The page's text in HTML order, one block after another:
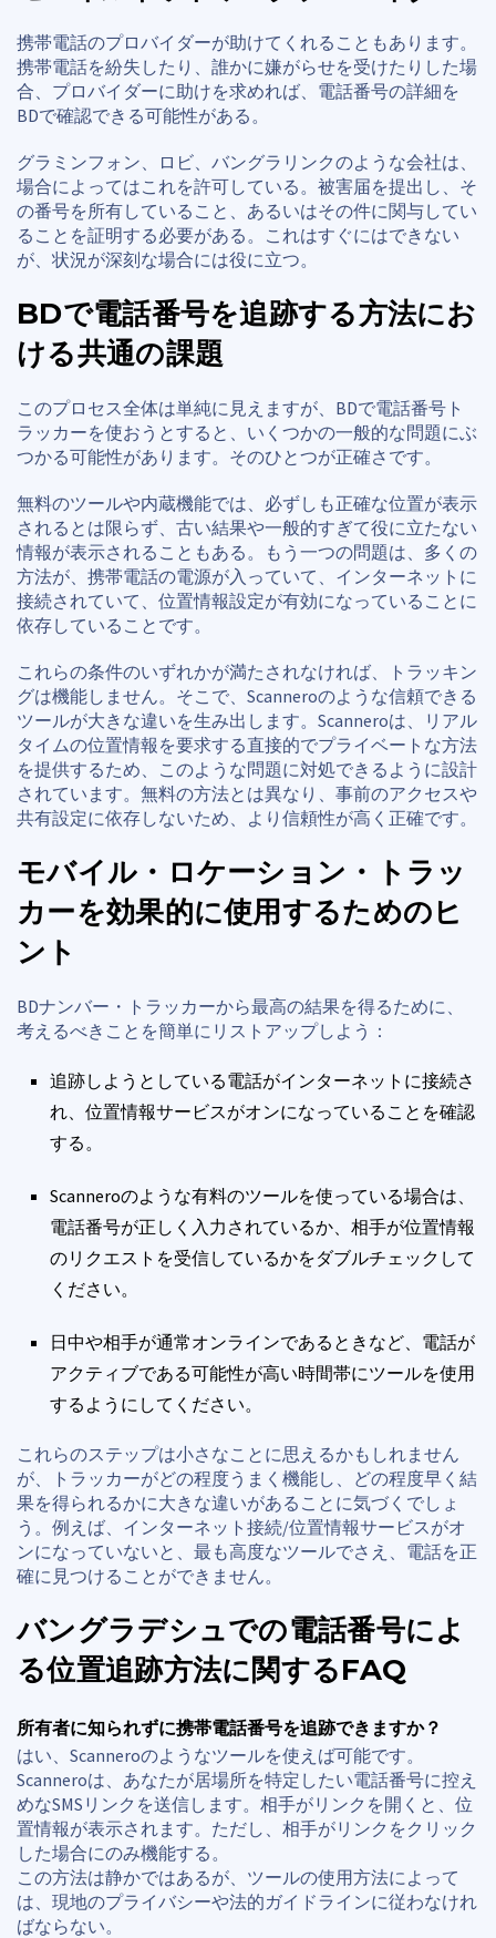
携帯電話のプロバイダーが助けてくれることもあります。
携帯電話を紛失したり、誰かに嫌がらせを受けたりした場
合、プロバイダーに助けを求めれば、電話番号の詳細を
BDで確認できる可能性がある。
グラミンフォン、ロビ、バングラリンクのような会社は、
場合によってはこれを許可している。被害届を提出し、そ
の番号を所有していること、あるいはその件に関与してい
ることを証明する必要がある。これはすぐにはできない
が、状況が深刻な場合には役に立つ。
BDで電話番号を追跡する方法にお
ける共通の課題
このプロセス全体は単純に見えますが、BDで電話番号ト
ラッカーを使おうとすると、いくつかの一般的な問題にぶ
つかる可能性があります。そのひとつが正確さです。
無料のツールや内蔵機能では、必ずしも正確な位置が表示
されるとは限らず、古い結果や一般的すぎて役に立たない
情報が表示されることもある。もう一つの問題は、多くの
方法が、携帯電話の電源が入っていて、インターネットに
接続されていて、位置情報設定が有効になっていることに
依存していることです。
これらの条件のいずれかが満たされなければ、トラッキン
グは機能しません。そこで、Scanneroのような信頼できる
ツールが大きな違いを生み出します。Scanneroは、リアル
タイムの位置情報を要求する直接的でプライベートな方法
を提供するため、このような問題に対処できるように設計
されています。無料の方法とは異なり、事前のアクセスや
共有設定に依存しないため、より信頼性が高く正確です。
モバイル・ロケーション・トラッ
カーを効果的に使用するためのヒ
ント
BDナンバー・トラッカーから最高の結果を得るために、
考えるべきことを簡単にリストアップしよう：
追跡しようとしている電話がインターネットに接続さ
れ、位置情報サービスがオンになっていることを確認
する。
Scanneroのような有料のツールを使っている場合は、
電話番号が正しく入力されているか、相手が位置情報
のリクエストを受信しているかをダブルチェックして
ください。
日中や相手が通常オンラインであるときなど、電話が
アクティブである可能性が高い時間帯にツールを使用
するようにしてください。
これらのステップは小さなことに思えるかもしれません
が、トラッカーがどの程度うまく機能し、どの程度早く結
果を得られるかに大きな違いがあることに気づくでしょ
う。例えば、インターネット接続/位置情報サービスがオ
ンになっていないと、最も高度なツールでさえ、電話を正
確に見つけることができません。
バングラデシュでの電話番号によ
る位置追跡方法に関するFAQ
所有者に知られずに携帯電話番号を追跡できますか？
はい、Scanneroのようなツールを使えば可能です。
Scanneroは、あなたが居場所を特定したい電話番号に控え
めなSMSリンクを送信します。相手がリンクを開くと、位
置情報が表示されます。ただし、相手がリンクをクリック
した場合にのみ機能する。
この方法は静かではあるが、ツールの使用方法によって
は、現地のプライバシーや法的ガイドラインに従わなけれ
ばならない。